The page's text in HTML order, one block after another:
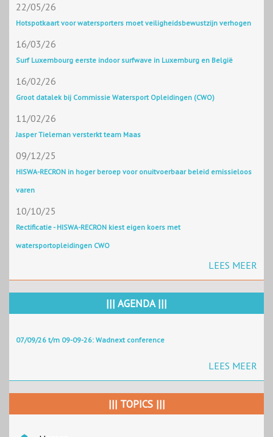
22/05/26
Hotspotkaart voor watersporters moet veiligheidsbewustzijn verhogen
16/03/26
Surf Luxembourg eerste indoor surfwave in Luxemburg en België
16/02/26
Groot datalek bij Commissie Watersport Opleidingen (CWO)
11/02/26
Jasper Tieleman versterkt team Maas
09/12/25
HISWA-RECRON in hoger beroep voor onuitvoerbaar beleid emissieloos
varen
10/10/25
Rectificatie - HISWA-RECRON kiest eigen koers met
watersportopleidingen CWO
LEES MEER
||| AGENDA |||
07/09/26 t/m 09-09-26: Wadnext conference
LEES MEER
||| TOPICS |||